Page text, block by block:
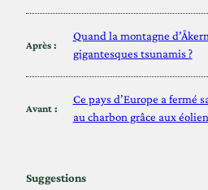
Après :
Quand la montagne
gigantesques tsunamis ?
Avant :
Ce pays d’Europe a fermé
au charbon grâce aux
Suggestions